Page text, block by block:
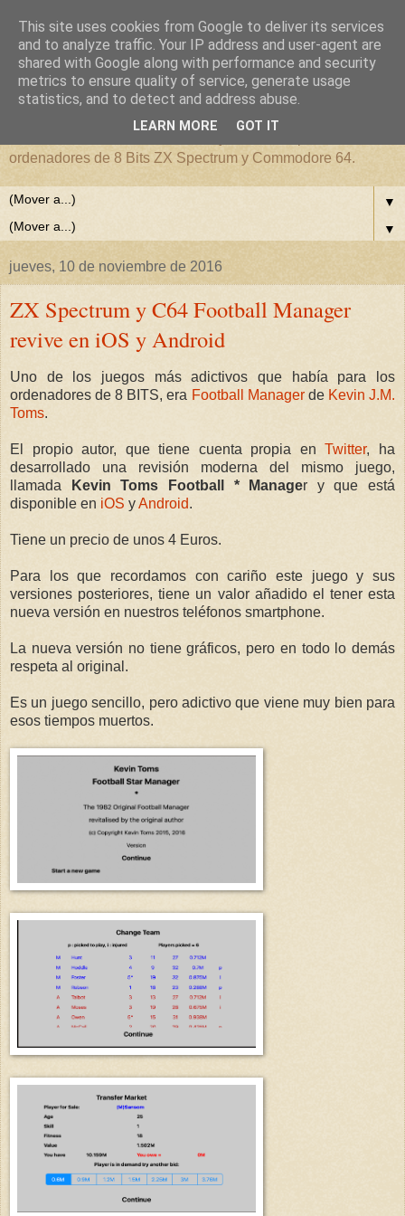
Desarrollos en 8 Bits. ZX
Spectrum, Commodore 64.
ordenadores de 8 Bits ZX Spectrum y Commodore 64.
▼
▼
jueves, 10 de noviembre de 2016
ZX Spectrum y C64 Football Manager
revive en iOS y Android
Uno de los juegos más adictivos que había para los
ordenadores de 8 BITS, era Football ManagerdeKevin J.M.
Toms.
El propio autor, que tiene cuenta propia enTwitter, ha
desarrollado una revisión moderna del mismo juego,
llamada
Kevin Toms Football * Manager y que está
disponible en iOS yAndroid.
Tiene un precio de unos 4 Euros.
Para los que recordamos con cariño este juego y sus
versiones posteriores, tiene un valor añadido el tener esta
nueva versión en nuestros teléfonos smartphone.
La nueva versión no tiene gráficos, pero en todo lo demás
respeta al original.
Es un juego sencillo, pero adictivo que viene muy bien para
esos tiempos muertos.
This site uses cookies from Google to deliver its services
and to analyze traffic. Your IP address and user-agent are
shared with Google along with performance and security
metrics to ensure quality of service, generate usage
statistics, and to detect and address abuse.
LEARN MORE GOT IT